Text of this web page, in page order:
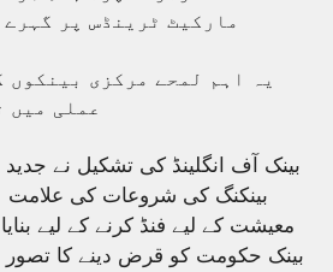
مارکیٹ ٹرینڈس پر
یہ اہم لمحے مرکزی بینکوں
عملی میں
بینکنگ کی شروعات کی علامت
معیشت کے لیے فنڈ کرنے کے لیے
بینک حکومت کو قرض دینے کا تصور